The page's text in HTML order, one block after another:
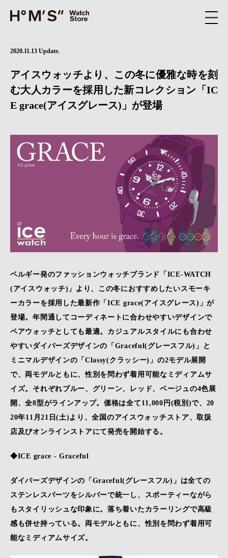
2020.11.13 Update.
アイスウォッチより、この冬に優雅な時を刻
む大人カラーを採用した新コレクション「IC
E grace(アイスグレース)」が登場
ベルギー発のファッションウォッチブランド​「ICE-WATCH
(アイスウォッチ)」より、この冬におすすめしたいスモーキ
ーカラーを採用した最新作「ICE grace(アイスグレース)」が
登場。​年間通してコーディネートに合わせやすいデザインで
ペアウォッチとしても最適。カジュアルスタイルにも合わせ
やすいダイバーズデザインの「Graceful(グレースフル)」と
ミニマルデザインの「Classy(クラッシー)」の2モデル展開
で、両モデルともに、性別を問わず着用可能なミディアムサ
イズ。それぞれブルー、グリーン、レッド、ベージュの4色展
開、全8型がラインアップ。価格は全て11,000円(税別)で、20
20年11月21日(土)より、全国のアイスウォッチストア、取扱
店​及びオンラインストアにて発売を開始する。​
◆ICE grace - Graceful
ダイバーズデザインの「Graceful(グレースフル)」は全ての
ステンレスパーツをシルバーで統一し、スポーティーながら
もスタイリッシュな印象に。​落ち着いたカラーリングで高級
感も併せ持っている。両モデルともに、性別を問わず着用可
能なミディアムサイズ。​